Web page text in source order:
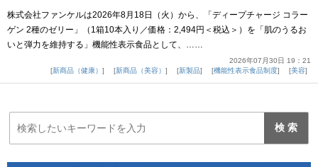
株式会社ファンケルは2026年8月18日（火）から、「ディープチャージ コラー
ゲン 2種のゼリー」（1箱10本入り／価格：2,494円＜税込＞）を「肌のうるお
いと弾力を維持する」機能性表示食品として、……
2026年07月30日 19：21
新商品（健康）
新商品（美容） 新製品 機能性表示食品制度 美容